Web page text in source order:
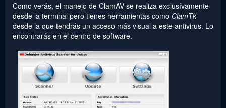
Como verás, el manejo de ClamAV se realiza exclusívamente
desde la terminal pero tienes herramientas como ClamTk
desde la que tendrás un acceso más visual a este antivirus. Lo
encontrarás en el centro de software.